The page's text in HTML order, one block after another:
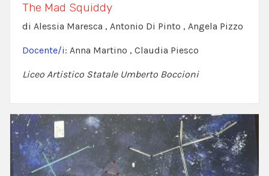
The Mad Squiddy
di Alessia Maresca , Antonio Di Pinto , Angela Pizzo
Docente/i: Anna Martino , Claudia Piesco
Liceo Artistico Statale Umberto Boccioni